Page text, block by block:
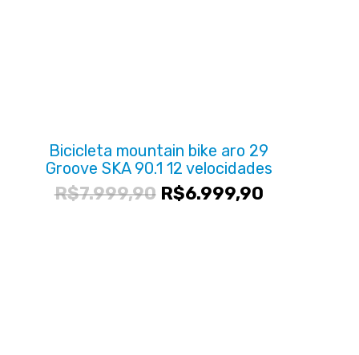
Bicicleta mountain bike aro 29
Groove SKA 90.1 12 velocidades
R$7.999,90 O
R$6.999,90O